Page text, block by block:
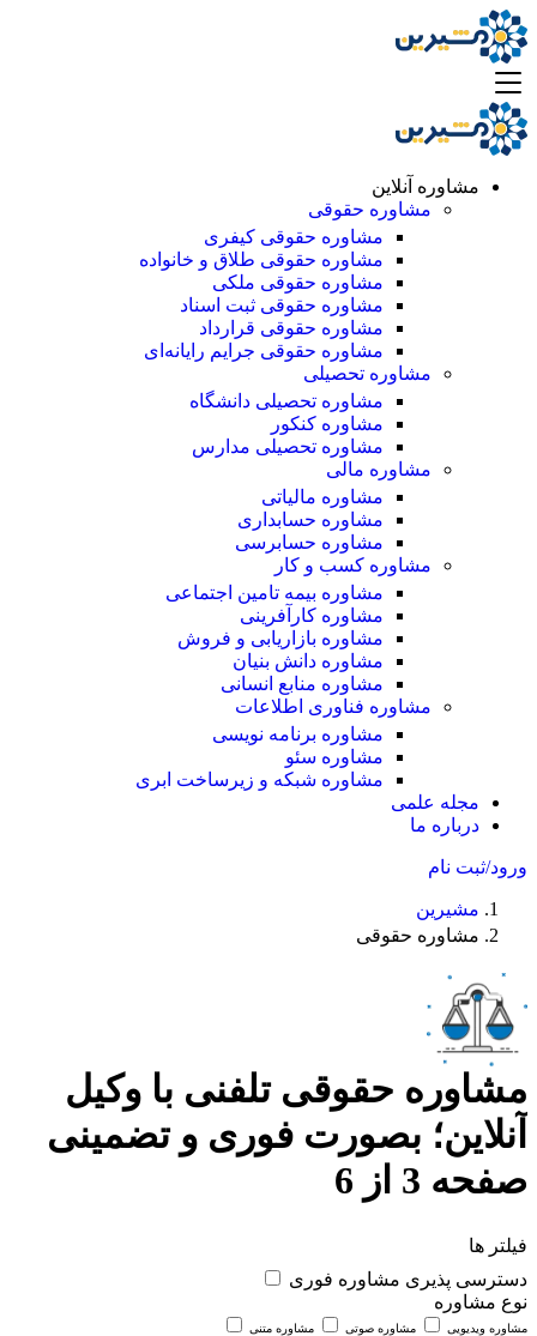
مشاوره آنلاین
مشاوره حقوقی
مشاوره حقوقی کیفری
مشاوره حقوقی طلاق و خانواده
مشاوره حقوقی ملکی
مشاوره حقوقی ثبت اسناد
مشاوره حقوقی قرارداد
مشاوره حقوقی جرایم رایانه‌ای
مشاوره تحصیلی
مشاوره تحصیلی دانشگاه
مشاوره کنکور
مشاوره تحصیلی مدارس
مشاوره مالی
مشاوره مالیاتی
مشاوره حسابداری
مشاوره حسابرسی
مشاوره کسب و کار
مشاوره بیمه تامین اجتماعی
مشاوره کارآفرینی
مشاوره بازاریابی و فروش
مشاوره دانش بنیان
مشاوره منابع انسانی
مشاوره فناوری اطلاعات
مشاوره برنامه نویسی
مشاوره سئو
مشاوره شبکه و زیرساخت ابری
مجله علمی
درباره ما
ورود/ثبت نام
مشیرین
مشاوره حقوقی
مشاوره حقوقی تلفنی با وکیل
آنلاین؛ بصورت فوری و تضمینی
صفحه 3 از 6
فیلتر ها
دسترسی پذیری مشاوره فوری
نوع مشاوره
مشاوره ویدیویی مشاوره صوتی مشاوره متنی